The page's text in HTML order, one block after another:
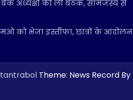
बैंक अध्यक्षो की ली बैठक, सामंजस्य से
को भेजा इस्तीफा, छात्रों के आंदोलन
Theme: News Record By